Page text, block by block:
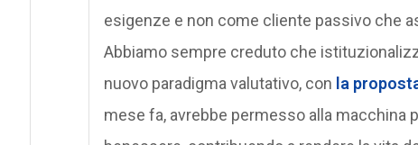
esigenze e non come cliente passivo che
Abbiamo sempre creduto che
nuovo paradigma valutativo, con la
mese fa, avrebbe permesso alla